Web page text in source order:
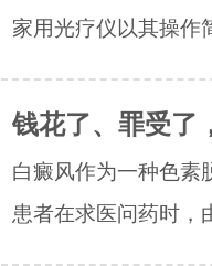
家用光疗仪以其操作
钱花了、罪受了
白癜风作为一种色素
患者在求医问药时，